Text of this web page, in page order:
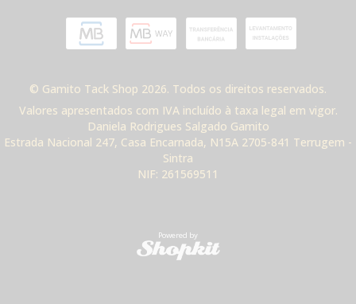
© Gamito Tack Shop 2026. Todos os direitos reservados.
Valores apresentados com IVA incluído à taxa legal em vigor.
Daniela Rodrigues Salgado Gamito
Estrada Nacional 247, Casa Encarnada, N15A 2705-841 Terrugem -
Sintra
NIF: 261569511
Powered by